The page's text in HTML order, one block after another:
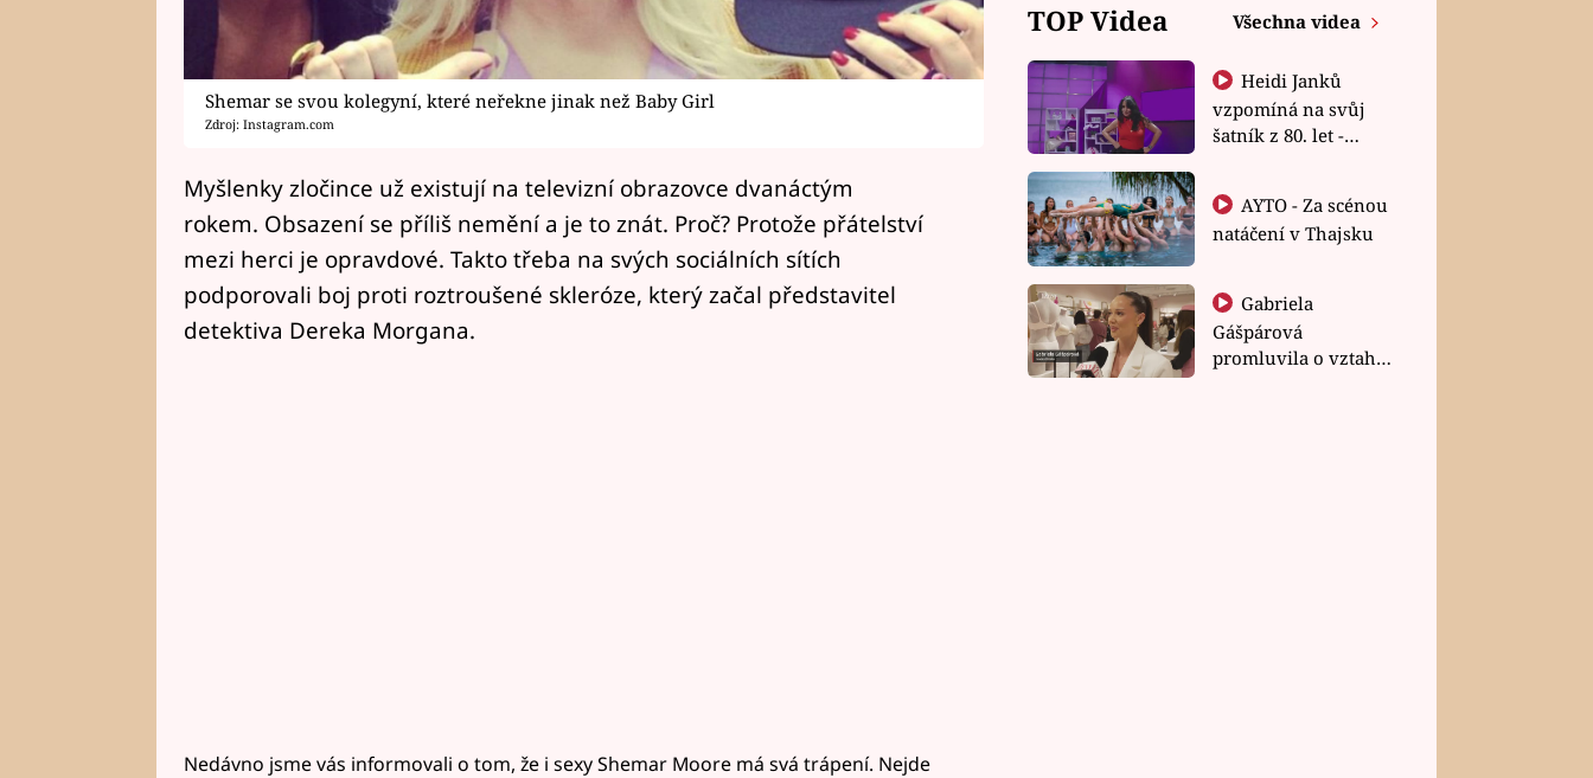
Shemar se svou kolegyní, které neřekne jinak než Baby Girl
Zdroj: Instagram.com
Myšlenky zločince už existují na televizní obrazovce dvanáctým
rokem. Obsazení se příliš nemění a je to znát. Proč? Protože přátelství
mezi herci je opravdové. Takto třeba na svých sociálních sítích
podporovali boj proti roztroušené skleróze, který začal představitel
detektiva Dereka Morgana.
Nedávno jsme vás informovali o tom, že i sexy Shemar Moore má svá trápení. Nejde
TOP Videa Všechna videa
Heidi Janků
vzpomíná na svůj
šatník z 80. let -
natáčení v Thajsku
Gabriela
Gášpárová
promluvila o vztahu